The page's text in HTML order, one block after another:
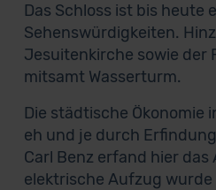
Das Schloss ist bis heute
Sehenswürdigkeiten.
Jesuitenkirche sowie der
mitsamt Wasserturm.
Die städtische Ökonomie
eh und je durch
Carl Benz erfand hier
elektrische Aufzug wurde